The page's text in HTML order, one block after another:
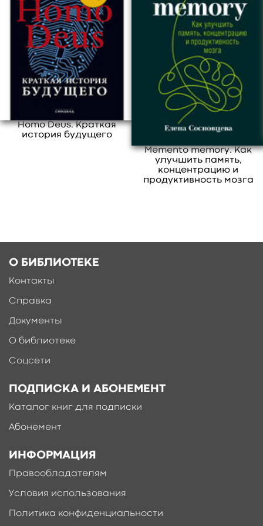
развить гибкость мышления. Тренируйтесь
каждый день, и уже через 40 дней вы увидите
результат.
свернуть
В этом разделе еще нет дополнительных
материалов, будьте первыми.
Homo Deus. Краткая
история будущего
Memento memory. Как
улучшить память,
концентрацию и
продуктивность мозга
О БИБЛИОТЕКЕ
Контакты
Справка
Документы
О библиотеке
Соцсети
ПОДПИСКА И АБОНЕМЕНТ
Каталог книг для подписки
Абонемент
ИНФОРМАЦИЯ
Правообладателям
Условия использования
Политика конфиденциальности